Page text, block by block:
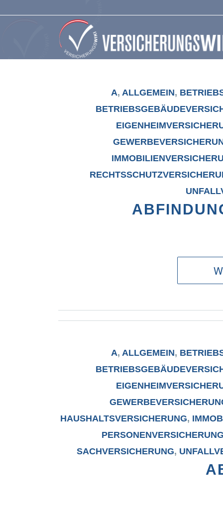
A, ALLGEMEIN,
A, ALLGEMEIN,
HAUSHALTSVERSICHERUNG,
SACHVERSICHERUNG,